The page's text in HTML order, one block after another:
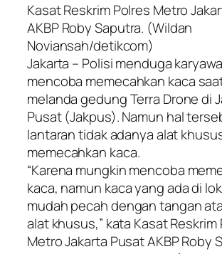
Kasat Reskrim Polres Metro
AKBP Roby Saputra. (Wildan
Noviansah/detikcom)
Jakarta – Polisi menduga
mencoba memecahkan kaca
melanda gedung Terra Drone di
Pusat (Jakpus). Namun hal
lantaran tidak adanya alat
memecahkan kaca.
“Karena mungkin mencoba
kaca, namun kaca yang ada di
mudah pecah dengan tangan
alat khusus,” kata Kasat Reskrim
Metro Jakarta Pusat AKBP Roby